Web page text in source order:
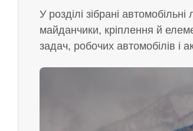
У розділі зібрані
майданчики, кріплення й
задач, робочих автомобілів і